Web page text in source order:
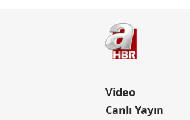
Video
Canlı Yayın